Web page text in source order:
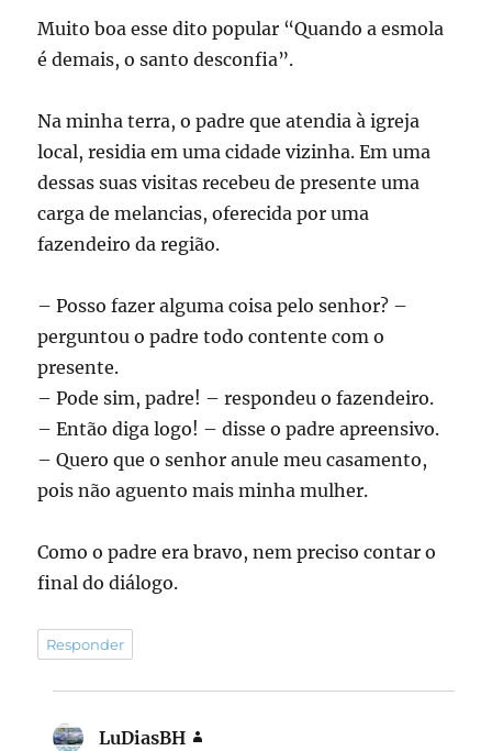
Muito boa esse dito popular “Quando a esmola
é demais, o santo desconfia”.
Na minha terra, o padre que atendia à igreja
local, residia em uma cidade vizinha. Em uma
dessas suas visitas recebeu de presente uma
carga de melancias, oferecida por uma
fazendeiro da região.
– Posso fazer alguma coisa pelo senhor? –
perguntou o padre todo contente com o
presente.
– Pode sim, padre! – respondeu o fazendeiro.
– Então diga logo! – disse o padre apreensivo.
– Quero que o senhor anule meu casamento,
pois não aguento mais minha mulher.
Como o padre era bravo, nem preciso contar o
final do diálogo.
Responder
LuDiasBH